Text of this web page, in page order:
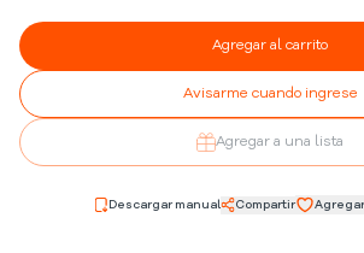
Agregar al carrito
Avisarme cuando ingrese
Agregar a una lista
Descargar manual Compartir